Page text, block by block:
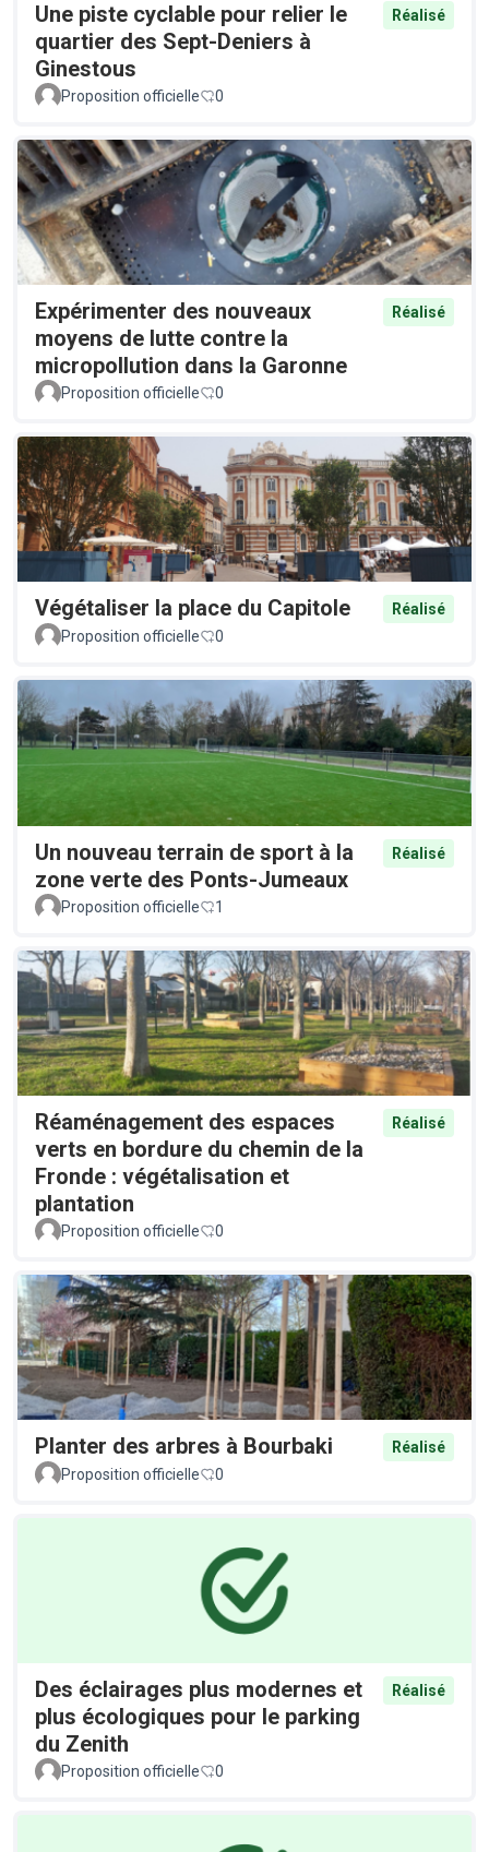
Une piste cyclable pour relier le
quartier des Sept-Deniers à
Ginestous
Réalisé
Proposition officielle 0
Expérimenter des nouveaux
moyens de lutte contre la
micropollution dans la Garonne
Réalisé
Proposition officielle 0
Végétaliser la place du Capitole
Réalisé
Proposition officielle
0
Un nouveau terrain de sport à la
zone verte des Ponts-Jumeaux
Réalisé
Proposition officielle 1
Réaménagement des espaces
verts en bordure du chemin de la
Fronde : végétalisation et
plantation
Réalisé
Proposition officielle 0
Planter des arbres à Bourbaki
Réalisé
Proposition officielle
0
Des éclairages plus modernes et
plus écologiques pour le parking
du Zenith
Réalisé
Proposition officielle 0